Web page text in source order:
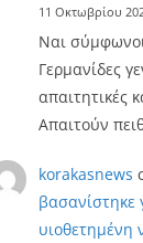
11 Οκτωβρίου
Ναι
Γερμανίδες
απαιτητικές
Απαιτούν
korakasnews
βασανίστηκε
υιοθετημένη